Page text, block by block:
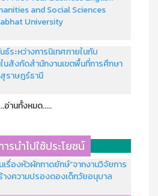
and Social Sciences
University
ระหว่างการนิเทศภายในกับ
นสังกัดสำนักงานเขตพื้นที่การศึกษา
ราษฎร์ธานี
อ่านทั้งหมด.....
รนำไปใช้ประโยชน์
เรื่องหัวผักกาดยักษ์”จากงานวิจัยการ
ความปรองดองเด็กวัยอนุบาล